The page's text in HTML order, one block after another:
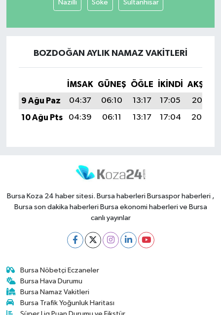
Nazilli Söke Sultanhisar
BOZDOĞAN AYLIK NAMAZ VAKITLERI
İMSAK GÜNEŞ ÖĞLE İKINDI
AKŞAM
9 Ağu Paz
04:37 06:10 13:17 17:05
20:15
10 Ağu Pts
04:39 06:11 13:17 17:04 20:14
Bursa Koza 24 haber sitesi. Bursa haberleri Bursaspor haberleri ,
Bursa son dakika haberleri Bursa ekonomi haberleri ve Bursa
canlı yayınlar
Bursa Nöbetçi Eczaneler
Bursa Hava Durumu
Bursa Namaz Vakitleri
Bursa Trafik Yoğunluk Haritası
Süper Lig Puan Durumu ve Fikstür